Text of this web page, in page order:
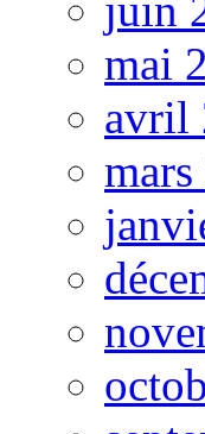
juin
mai
avril